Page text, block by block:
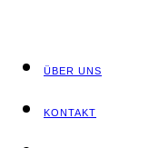
ÜBER UNS
KON­TAKT